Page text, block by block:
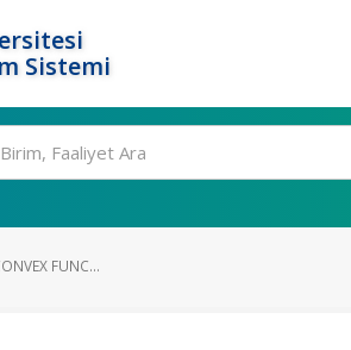
Sistemi
FUNC...